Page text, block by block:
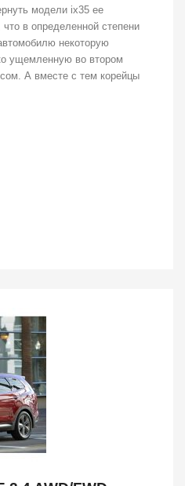
модели ix35 ее
в определенной степени
некоторую
ущемленную во втором
А вместе с тем корейцы